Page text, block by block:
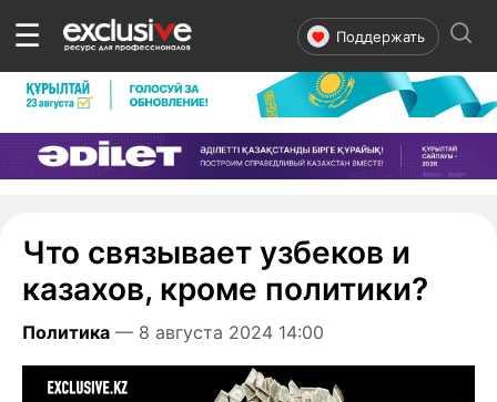
☰ Поддержать
Что связывает узбеков и
казахов, кроме политики?
Политика — 8 августа 2024 14:00